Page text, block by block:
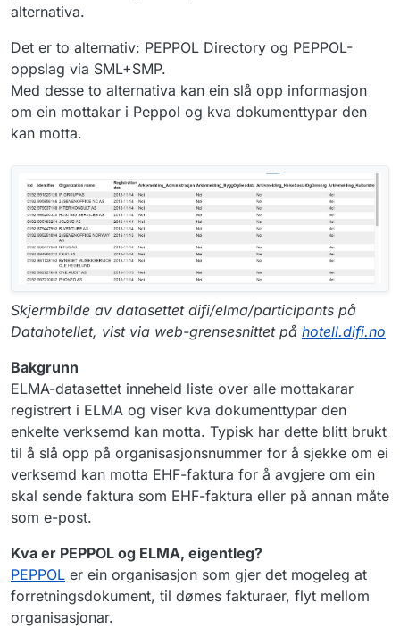
alternativa.
Det er to alternativ: PEPPOL Directory og PEPPOL-
oppslag via SML+SMP.
Med desse to alternativa kan ein slå opp informasjon
om ein mottakar i Peppol og kva dokumenttypar den
kan motta.
Skjermbilde av datasettet difi/elma/participants på
Datahotellet, vist via web-grensesnittet på hotell.difi.no
Bakgrunn
ELMA-datasettet inneheld liste over alle mottakarar
registrert i ELMA og viser kva dokumenttypar den
enkelte verksemd kan motta. Typisk har dette blitt brukt
til å slå opp på organisasjonsnummer for å sjekke om ei
verksemd kan motta EHF-faktura for å avgjere om ein
skal sende faktura som EHF-faktura eller på annan måte
som e-post.
Kva er PEPPOL og ELMA, eigentleg?
PEPPOL er ein organisasjon som gjer det mogeleg at
forretningsdokument, til dømes fakturaer, flyt mellom
organisasjonar.